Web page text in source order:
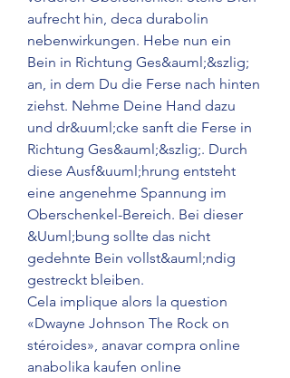
aufrecht hin, deca durabolin
nebenwirkungen. Hebe nun ein
Bein in Richtung Ges&auml;&szlig;
an, in dem Du die Ferse nach hinten
ziehst. Nehme Deine Hand dazu
und dr&uuml;cke sanft die Ferse in
Richtung Ges&auml;&szlig;. Durch
diese Ausf&uuml;hrung entsteht
eine angenehme Spannung im
Oberschenkel-Bereich. Bei dieser
&Uuml;bung sollte das nicht
gedehnte Bein vollst&auml;ndig
gestreckt bleiben.
Cela implique alors la question
«Dwayne Johnson The Rock on
stéroides», anavar compra online
anabolika kaufen online